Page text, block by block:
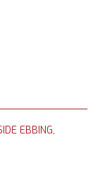
EBBING,